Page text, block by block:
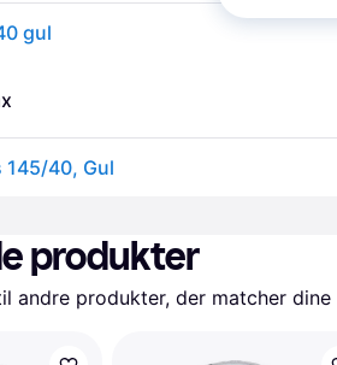
gul
40, Gul
produkter
andre produkter, der matcher dine